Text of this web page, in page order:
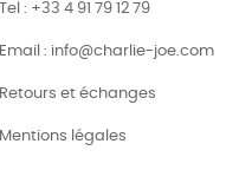
Tel : +33 4 91 79 12 79
Email : info@charlie-joe.com
Retours et échanges
Mentions légales